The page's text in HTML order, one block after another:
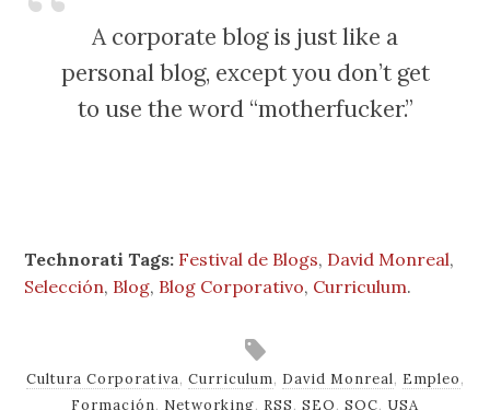
A corporate blog is just like a
personal blog, except you don’t get
to use the word “motherfucker.”
Technorati Tags: Festival de Blogs, David Monreal,
Selección, Blog, Blog Corporativo, Curriculum.
Cultura Corporativa, Curriculum, David Monreal, Empleo,
Formación, Networking, RSS, SEO, SOC, USA